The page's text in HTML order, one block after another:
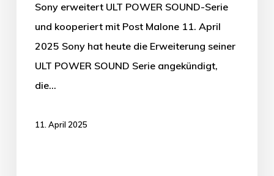
Sony erweitert ULT POWER SOUND-Serie
und kooperiert mit Post Malone 11. April
2025 Sony hat heute die Erweiterung seiner
ULT POWER SOUND Serie angekündigt,
die…
11. April 2025